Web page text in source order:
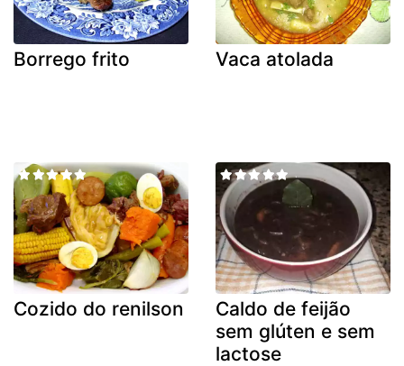
Borrego frito Vaca atolada
Cozido do renilson
Caldo de feijão
sem glúten e sem
lactose